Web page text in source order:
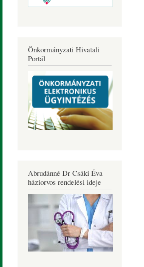
Önkormányzati Hivatali
Portál
Abrudánné Dr Csáki Éva
háziorvos rendelési ideje